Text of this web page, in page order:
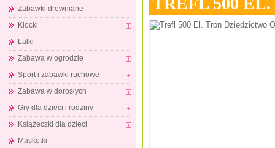
Zabawki drewniane
Klocki
Lalki
Zabawa w ogrodzie
Sport i zabawki ruchowe
Zabawa w dorosłych
Gry dla dzieci i rodziny
Książeczki dla dzieci
Maskotki